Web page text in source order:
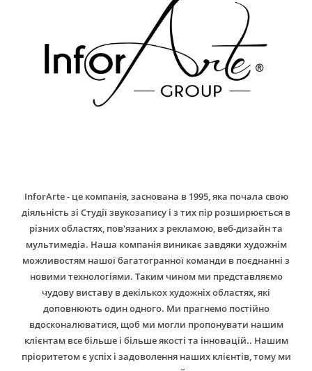
InforArte - це компанія, заснована в 1995, яка почала свою
діяльність зі Студії звукозапису і з тих пір розширюється в
різних областях, пов'язаних з рекламою, веб-дизайн та
мультимедіа. Наша компанія виникає завдяки художнім
можливостям нашої багатогранної команди в поєднанні з
новими технологіями. Таким чином ми представляємо
чудову виставу в декількох художніх областях, які
доповнюють один одного. Ми прагнемо постійно
вдосконалюватися, щоб ми могли пропонувати нашим
клієнтам все більше і більше якості та інновацій.. Нашим
пріоритетом є успіх і задоволення наших клієнтів, тому ми